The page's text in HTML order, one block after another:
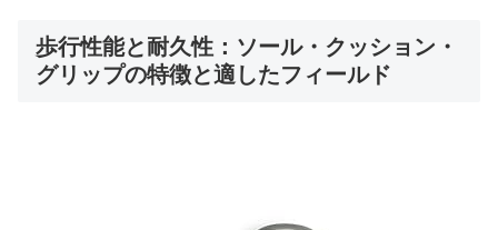
歩行性能と耐久性：ソール・クッション・
グリップの特徴と適したフィールド